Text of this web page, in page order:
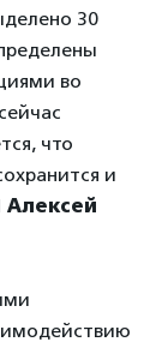
30
во
что
и
Алексей